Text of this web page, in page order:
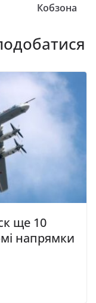
Кобзона
ще 10
напрямки